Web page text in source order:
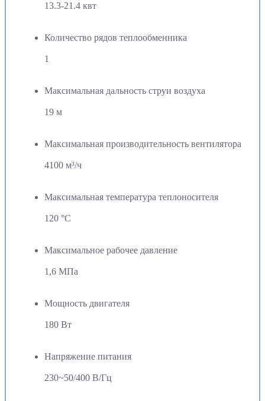
13.3-21.4 квт
Количество рядов теплообменника
1
Максимальная дальность струи воздуха
19 м
Максимальная производительность вентилятора
4100 м³/ч
Максимальная температура теплоносителя
120 °C
Максимальное рабочее давление
1,6 МПа
Мощность двигателя
180 Вт
Напряжение питания
230~50/400 В/Гц